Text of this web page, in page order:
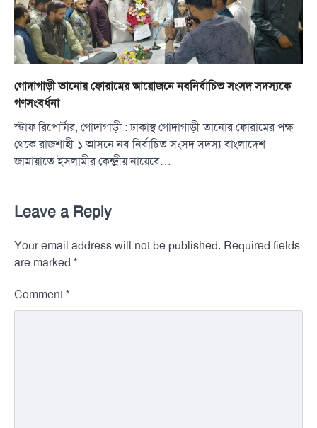
গোদাগাড়ী তানোর ফোরামের আয়োজনে নবনির্বাচিত সংসদ সদস্যকে
গণসংবর্ধনা
স্টাফ রিপোর্টার, গোদাগাড়ী : ঢাকাস্থ গোদাগাড়ী-তানোর ফোরামের পক্ষ
থেকে রাজশাহী-১ আসনে নব নির্বাচিত সংসদ সদস্য বাংলাদেশ
জামায়াতে ইসলামীর কেন্দ্রীয় নায়েবে…
Leave a Reply
Your email address will not be published. Required fields
are marked *
Comment *